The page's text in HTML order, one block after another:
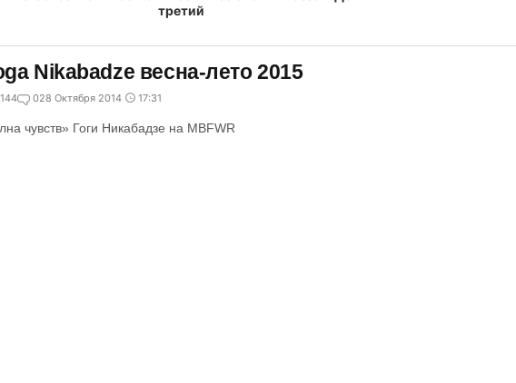
Nikabadze весна-лето 2015
028 Октября 2014 17:31
чувств» Гоги Никабадзе на MBFWR